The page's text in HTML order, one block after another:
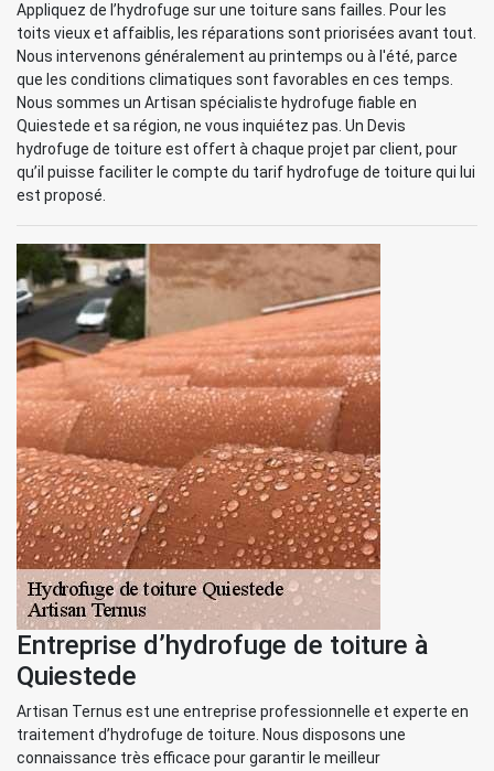
Appliquez de l’hydrofuge sur une toiture sans failles. Pour les
toits vieux et affaiblis, les réparations sont priorisées avant tout.
Nous intervenons généralement au printemps ou à l'été, parce
que les conditions climatiques sont favorables en ces temps.
Nous sommes un Artisan spécialiste hydrofuge fiable en
Quiestede et sa région, ne vous inquiétez pas. Un Devis
hydrofuge de toiture est offert à chaque projet par client, pour
qu’il puisse faciliter le compte du tarif hydrofuge de toiture qui lui
est proposé.
Entreprise d’hydrofuge de toiture à
Quiestede
Artisan Ternus est une entreprise professionnelle et experte en
traitement d’hydrofuge de toiture. Nous disposons une
connaissance très efficace pour garantir le meilleur